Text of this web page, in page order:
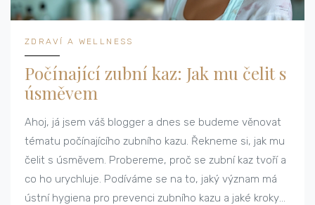
ZDRAVÍ A WELLNESS
Počínající zubní kaz: Jak mu čelit s
úsměvem
Ahoj, já jsem váš blogger a dnes se budeme věnovat
tématu počínajícího zubního kazu. Řekneme si, jak mu
čelit s úsměvem. Probereme, proč se zubní kaz tvoří a
co ho urychluje. Podíváme se na to, jaký význam má
ústní hygiena pro prevenci zubního kazu a jaké kroky